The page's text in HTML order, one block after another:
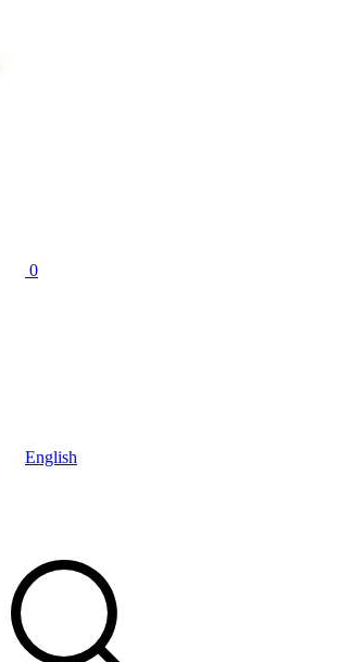
0
English